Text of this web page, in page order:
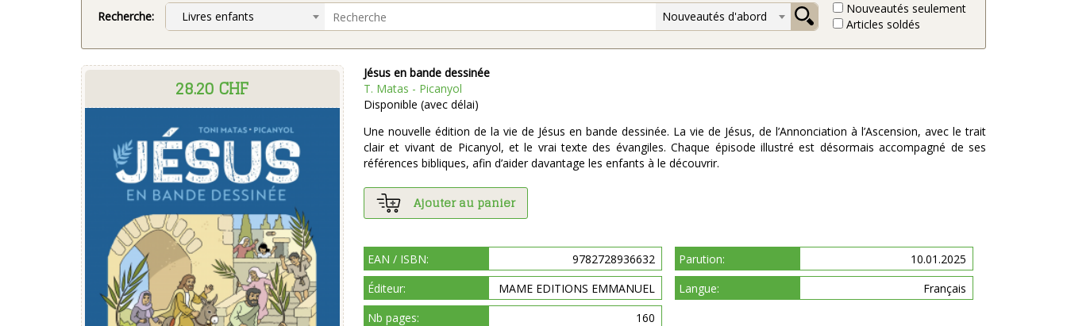
Recherche: Livres enfants Nouveautés d'abord
Nouveautés seulement
Articles soldés
28.20 CHF
Jésus en bande dessinée
T. Matas - Picanyol
Disponible (avec délai)
Une nouvelle édition de la vie de Jésus en bande dessinée. La vie de Jésus, de l’Annonciation à l’Ascension, avec le trait
clair et vivant de Picanyol, et le vrai texte des évangiles. Chaque épisode illustré est désormais accompagné de ses
références bibliques, afin d’aider davantage les enfants à le découvrir.
Ajouter au panier
EAN / ISBN: 9782728936632 Parution:
10.01.2025
Éditeur:
MAME EDITIONS EMMANUEL Langue:
Français
Nb pages:
160